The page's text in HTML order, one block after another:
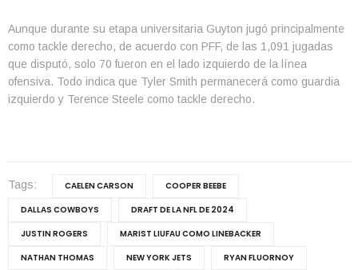
Aunque durante su etapa universitaria Guyton jugó principalmente
como tackle derecho, de acuerdo con PFF, de las 1,091 jugadas
que disputó, solo 70 fueron en el lado izquierdo de la línea
ofensiva. Todo indica que Tyler Smith permanecerá como guardia
izquierdo y Terence Steele como tackle derecho.
Tags: CAELEN CARSON
COOPER BEEBE
DALLAS COWBOYS
DRAFT DE LA NFL DE 2024
JUSTIN ROGERS
MARIST LIUFAU COMO LINEBACKER
NATHAN THOMAS
NEW YORK JETS
RYAN FLUORNOY